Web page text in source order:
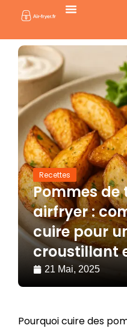
contenu
Recettes
Pommes de
airfryer :
cuire pour
croustillant
21 Mai, 2025
Pourquoi cuire des